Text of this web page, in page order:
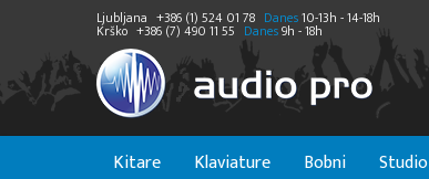
Ljubljana +386 (1) 524 01 78 Danes10-13h - 14-18h
Krško +386 (7) 490 11 55 Danes9h - 18h
Kitare Klaviature Bobni Studio